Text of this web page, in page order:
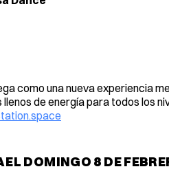
como una nueva experiencia
de energía para todos los
EL DOMINGO 8 DE